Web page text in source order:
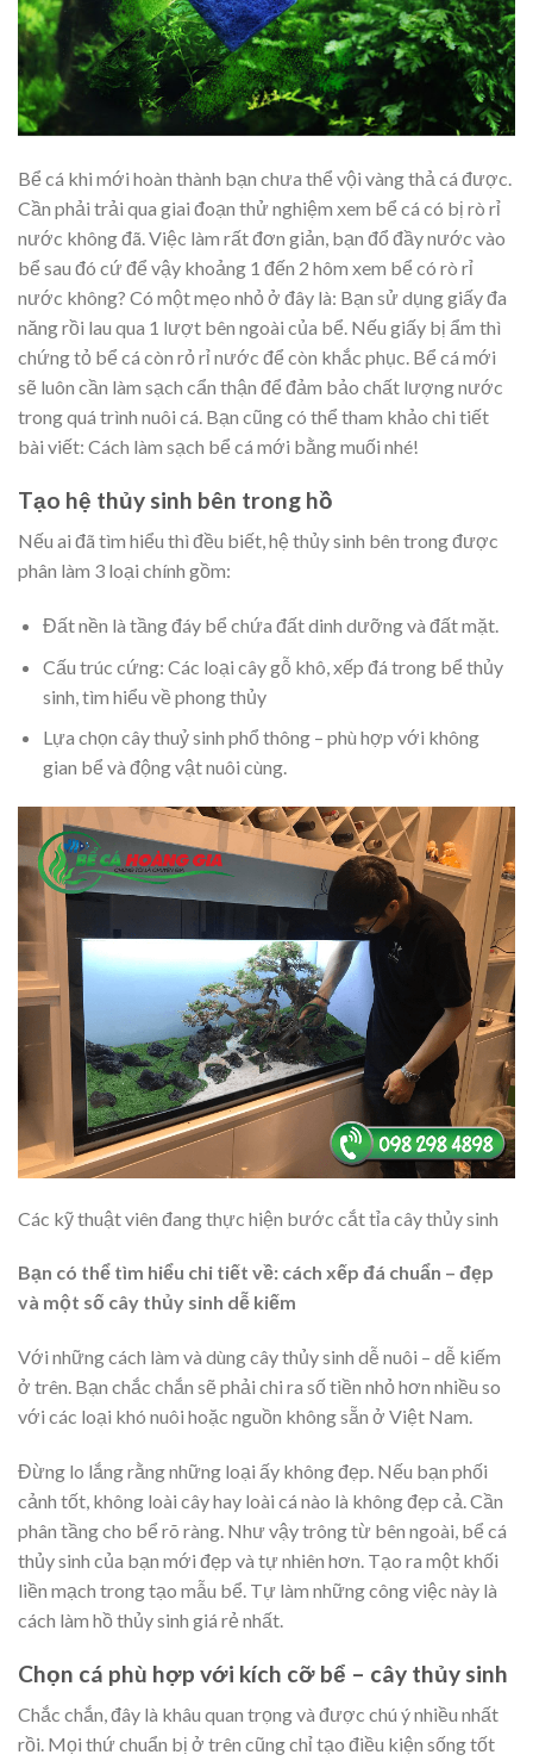
Bể cá khi mới hoàn thành bạn chưa thể vội vàng thả cá được.
Cần phải trải qua giai đoạn thử nghiệm xem bể cá có bị rò rỉ
nước không đã. Việc làm rất đơn giản, bạn đổ đầy nước vào
bể sau đó cứ để vậy khoảng 1 đến 2 hôm xem bể có rò rỉ
nước không? Có một mẹo nhỏ ở đây là: Bạn sử dụng giấy đa
năng rồi lau qua 1 lượt bên ngoài của bể. Nếu giấy bị ẩm thì
chứng tỏ bể cá còn rỏ rỉ nước để còn khắc phục. Bể cá mới
sẽ luôn cần làm sạch cẩn thận để đảm bảo chất lượng nước
trong quá trình nuôi cá. Bạn cũng có thể tham khảo chi tiết
bài viết: Cách làm sạch bể cá mới bằng muối nhé!
Tạo hệ thủy sinh bên trong hồ
Nếu ai đã tìm hiểu thì đều biết, hệ thủy sinh bên trong được
phân làm 3 loại chính gồm:
Đất nền là tầng đáy bể chứa đất dinh dưỡng và đất mặt.
Cấu trúc cứng: Các loại cây gỗ khô, xếp đá trong bể thủy
sinh, tìm hiểu về phong thủy
Lựa chọn cây thuỷ sinh phổ thông – phù hợp với không
gian bể và động vật nuôi cùng.
Các kỹ thuật viên đang thực hiện bước cắt tỉa cây thủy sinh
Bạn có thể tìm hiểu chi tiết về: cách xếp đá chuẩn – đẹp
và một số cây thủy sinh dễ kiếm
Với những cách làm và dùng cây thủy sinh dễ nuôi – dễ kiếm
ở trên. Bạn chắc chắn sẽ phải chi ra số tiền nhỏ hơn nhiều so
với các loại khó nuôi hoặc nguồn không sẵn ở Việt Nam.
Đừng lo lắng rằng những loại ấy không đẹp. Nếu bạn phối
cảnh tốt, không loài cây hay loài cá nào là không đẹp cả. Cần
phân tầng cho bể rõ ràng. Như vậy trông từ bên ngoài, bể cá
thủy sinh của bạn mới đẹp và tự nhiên hơn. Tạo ra một khối
liền mạch trong tạo mẫu bể. Tự làm những công việc này là
cách làm hồ thủy sinh giá rẻ nhất.
Chọn cá phù hợp với kích cỡ bể – cây thủy sinh
Chắc chắn, đây là khâu quan trọng và được chú ý nhiều nhất
rồi. Mọi thứ chuẩn bị ở trên cũng chỉ tạo điều kiện sống tốt